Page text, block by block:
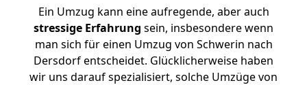
Ein Umzug kann eine aufregende, aber auch
stressige Erfahrung sein, insbesondere wenn
man sich für einen Umzug von Schwerin nach
Dersdorf entscheidet. Glücklicherweise haben
wir uns darauf spezialisiert, solche Umzüge von